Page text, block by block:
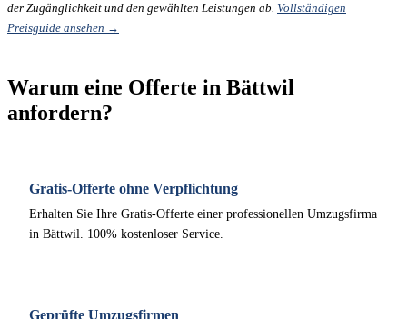
der Zugänglichkeit und den gewählten Leistungen ab. Vollständigen
Preisguide ansehen →
Warum eine Offerte in Bättwil
anfordern?
Gratis-Offerte ohne Verpflichtung
Erhalten Sie Ihre Gratis-Offerte einer professionellen Umzugsfirma
in Bättwil. 100% kostenloser Service.
Geprüfte Umzugsfirmen